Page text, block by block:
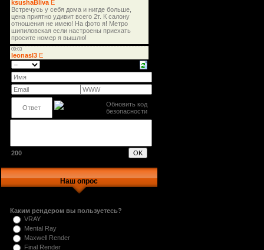
200
Наш опрос
Каким рендером вы пользуетесь?
VRAY
Mental Ray
Maxwell Render
Final Render